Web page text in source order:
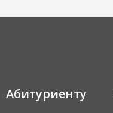
Абитуриенту